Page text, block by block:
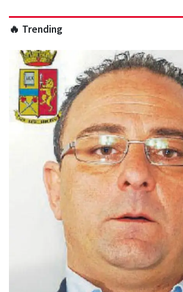
🔥 Trending